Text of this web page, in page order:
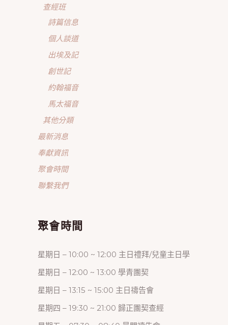
查經班
詩篇信息
個人談道
出埃及記
創世記
約翰福音
馬太福音
其他分類
最新消息
奉獻資訊
聚會時間
聯繫我們
聚會時間
星期日 – 10:00 ~ 12:00 主日禮拜/兒童主日學
星期日 – 12:00 ~ 13:00 學青團契
星期日 – 13:15 ~ 15:00 主日禱告會
星期四 – 19:30 ~ 21:00 歸正團契查經